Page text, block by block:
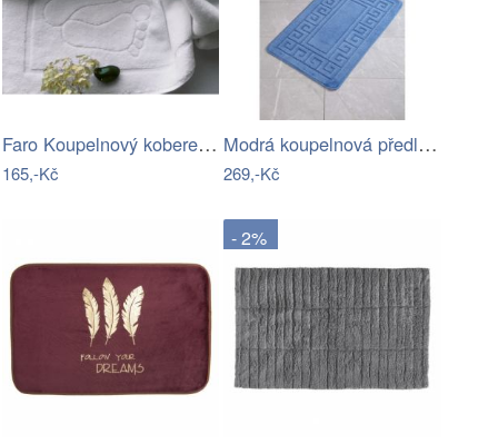
Faro Koupelnový kobereček Noly 50x70 cm…
165,-Kč
Modrá koupelnová předložka 50x70 cm…
269,-Kč
- 2%